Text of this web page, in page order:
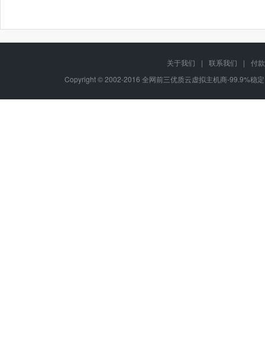
关于我们 | 联系我们 |
付
Copyright © 2002-2016 全网前三优质云虚拟主机商-99.9%稳